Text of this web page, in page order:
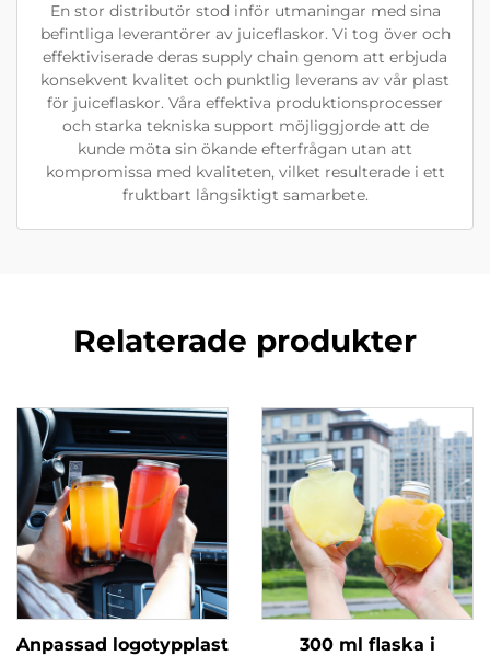
En stor distributör stod inför utmaningar med sina
befintliga leverantörer av juiceflaskor. Vi tog över och
effektiviserade deras supply chain genom att erbjuda
konsekvent kvalitet och punktlig leverans av vår plast
för juiceflaskor. Våra effektiva produktionsprocesser
och starka tekniska support möjliggjorde att de
kunde möta sin ökande efterfrågan utan att
kompromissa med kvaliteten, vilket resulterade i ett
fruktbart långsiktigt samarbete.
Relaterade produkter
Anpassad logotypplast 300 ml flaska i